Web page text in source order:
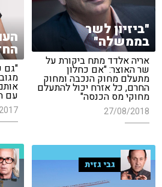
"ביזיון לשר
בממשלה"
אריה אלדד מתח ביקורת על
שר האוצר: "אם כחלון
מתעלם מחוק הנכבה ומחוק
החרם, כל אזרח יכול להתעלם
מחוקי מס הכנסה"
27/08/2018
"גם
עם
גבי גזית